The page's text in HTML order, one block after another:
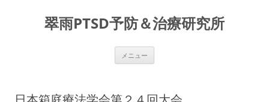
翠雨PTSD予防＆治療研究所
メニュー